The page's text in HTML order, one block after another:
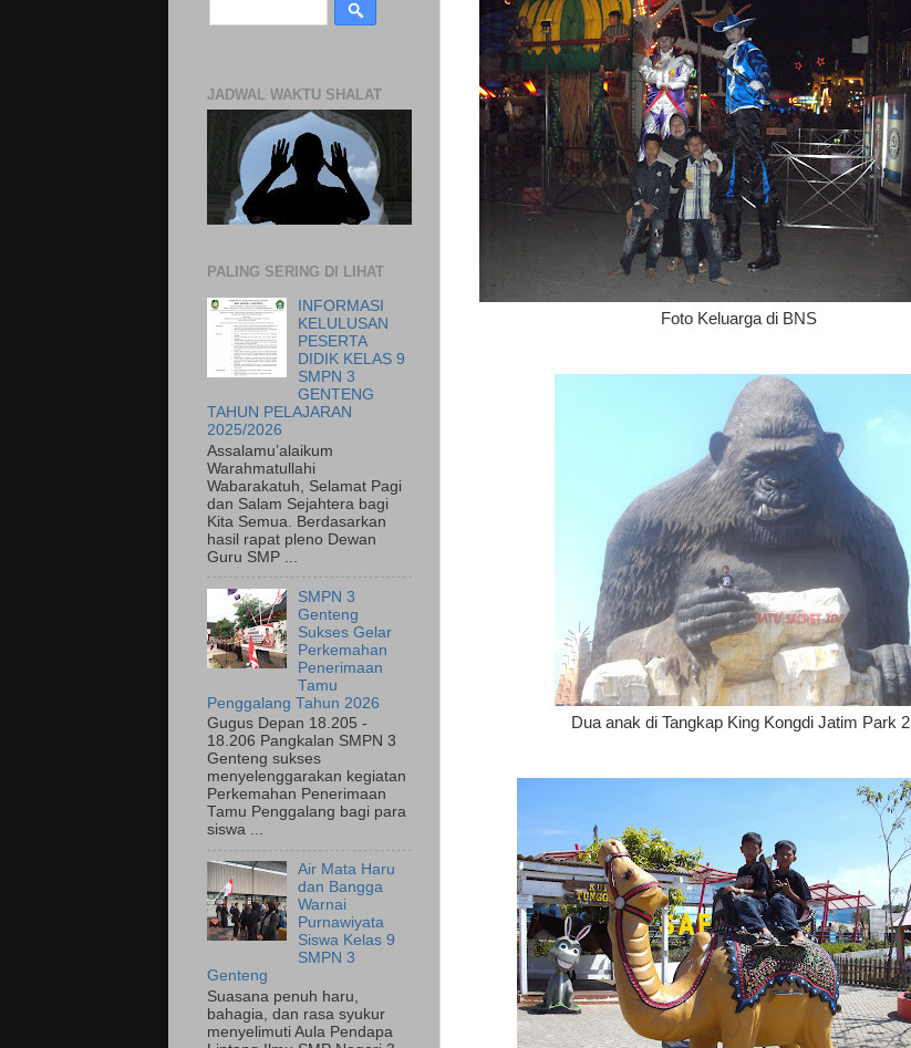
Foto Keluarga di BNS
Dua anak di Tangkap King Kongdi Jatim Park 2
JADWAL WAKTU SHALAT
PALING SERING DI LIHAT
INFORMASI
KELULUSAN
PESERTA
DIDIK KELAS 9
SMPN 3
GENTENG
TAHUN PELAJARAN
2025/2026
Assalamu’alaikum
Warahmatullahi
Wabarakatuh, Selamat Pagi
dan Salam Sejahtera bagi
Kita Semua. Berdasarkan
hasil rapat pleno Dewan
Guru SMP ...
SMPN 3
Genteng
Sukses Gelar
Perkemahan
Penerimaan
Tamu
Penggalang Tahun 2026
Gugus Depan 18.205 -
18.206 Pangkalan SMPN 3
Genteng sukses
menyelenggarakan kegiatan
Perkemahan Penerimaan
Tamu Penggalang bagi para
siswa ...
Air Mata Haru
dan Bangga
Warnai
Purnawiyata
Siswa Kelas 9
SMPN 3
Genteng
Suasana penuh haru,
bahagia, dan rasa syukur
menyelimuti Aula Pendapa